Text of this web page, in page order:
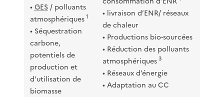
•GES/ polluants
atmosphériques1
• Séquestration
carbone,
potentiels de
production et
d’utilisation de
biomasse
• livraison d’ENR/ réseaux
de chaleur
• Productions bio-sourcées
• Réduction des polluants
atmosphériques3
• Réseaux d’énergie
• Adaptation au CC